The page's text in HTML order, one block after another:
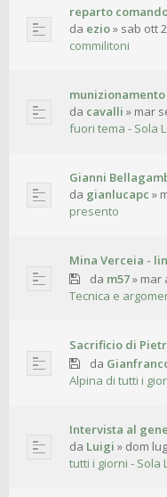
reparto
da ezio» sab ott
commilitoni
da cavalli » mar
fuori tema - Sola
Gianni
da gianlucapc »
presento
Mina Verceia -
da m57» mar
Tecnica e
Sacrificio di
da
Alpina di tutti i
Intervista al
da Luigi » dom
tutti i giorni - Sola